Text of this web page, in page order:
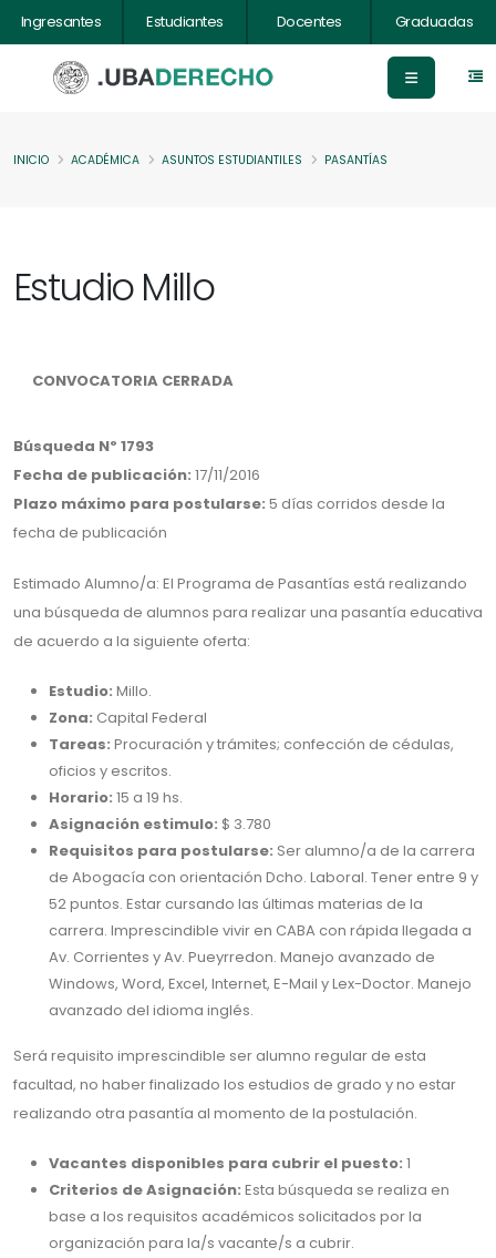
Ingresantes Estudiantes Docentes Graduadas
INICIO ACADÉMICA ASUNTOS ESTUDIANTILES PASANTÍAS
Estudio Millo
CONVOCATORIA CERRADA
Búsqueda Nº 1793
Fecha de publicación: 17/11/2016
Plazo máximo para postularse: 5 días corridos desde la
fecha de publicación
Estimado Alumno/a: El Programa de Pasantías está realizando
una búsqueda de alumnos para realizar una pasantía educativa
de acuerdo a la siguiente oferta:
Estudio: Millo.
Zona: Capital Federal
Tareas: Procuración y trámites; confección de cédulas,
oficios y escritos.
Horario: 15 a 19 hs.
Asignación estimulo: $ 3.780
Requisitos para postularse: Ser alumno/a de la carrera
de Abogacía con orientación Dcho. Laboral. Tener entre 9 y
52 puntos. Estar cursando las últimas materias de la
carrera. Imprescindible vivir en CABA con rápida llegada a
Av. Corrientes y Av. Pueyrredon. Manejo avanzado de
Windows, Word, Excel, Internet, E-Mail y Lex-Doctor. Manejo
avanzado del idioma inglés.
Será requisito imprescindible ser alumno regular de esta
facultad, no haber finalizado los estudios de grado y no estar
realizando otra pasantía al momento de la postulación.
Vacantes disponibles para cubrir el puesto: 1
Criterios de Asignación: Esta búsqueda se realiza en
base a los requisitos académicos solicitados por la
organización para la/s vacante/s a cubrir.